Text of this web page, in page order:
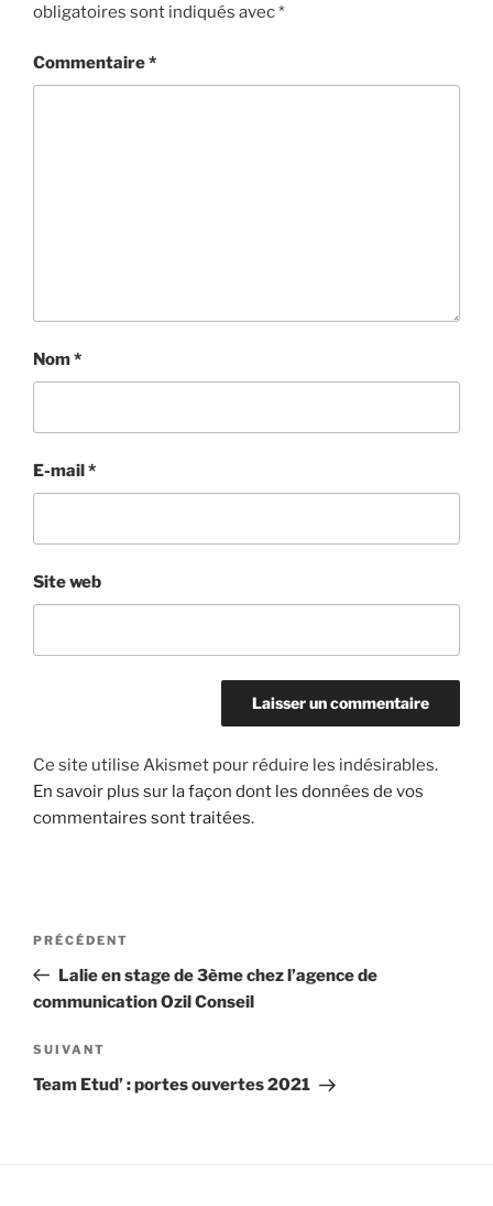
obligatoires sont indiqués avec*
Commentaire*
Nom*
E-mail*
Site web
Ce site utilise Akismet pour réduire les indésirables.
En savoir plus sur la façon dont les données de vos
commentaires sont traitées.
Navigation
l’article
Article
précédent
PRÉCÉDENT
Lalie en stage de 3ème chez l’agence de
communication Ozil Conseil
Article
suivant
SUIVANT
Team Etud’ : portes ouvertes 2021